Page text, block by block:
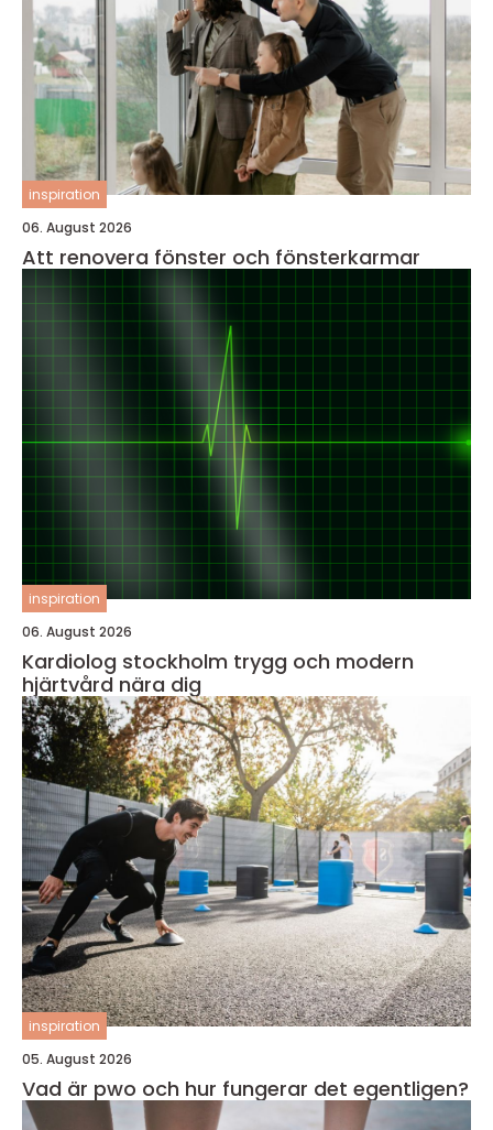
inspiration
06. August 2026
Att renovera fönster och fönsterkarmar
inspiration
06. August 2026
Kardiolog stockholm trygg och modern
hjärtvård nära dig
inspiration
05. August 2026
Vad är pwo och hur fungerar det egentligen?